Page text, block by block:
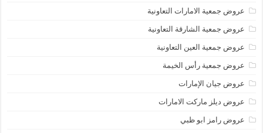
عروض جمعية الامارات التعاونية
عروض جمعية الشارقة التعاونية
عروض جمعية العين التعاونية
عروض جمعية رأس الخيمة
عروض جيان الإمارات
عروض ديلز ماركت الامارات
عروض رامز ابو ظبي